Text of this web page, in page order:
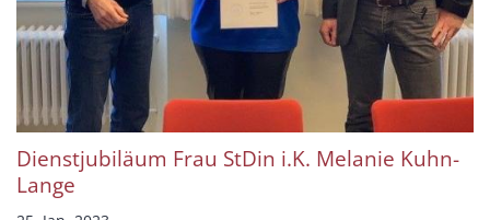
Dienstjubiläum Frau StDin i.K. Melanie Kuhn-
Lange